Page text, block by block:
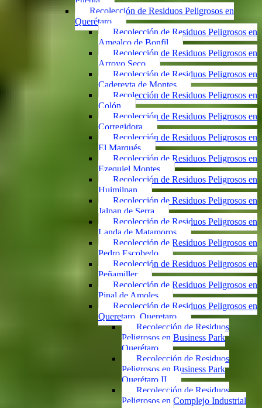
Recolección de Residuos Peligrosos en
Querétaro
Recolección de Residuos Peligrosos en
Amealco de Bonfil
Recolección de Residuos Peligrosos en
Arroyo Seco
Recolección de Residuos Peligrosos en
Cadereyta de Montes
Recolección de Residuos Peligrosos en
Colón
Recolección de Residuos Peligrosos en
Corregidora
Recolección de Residuos Peligrosos en
El Marqués
Recolección de Residuos Peligrosos en
Ezequiel Montes
Recolección de Residuos Peligrosos en
Huimilpan
Recolección de Residuos Peligrosos en
Jalpan de Serra
Recolección de Residuos Peligrosos en
Landa de Matamoros
Recolección de Residuos Peligrosos en
Pedro Escobedo
Recolección de Residuos Peligrosos en
Peñamiller
Recolección de Residuos Peligrosos en
Pinal de Amoles
Recolección de Residuos Peligrosos en
Queretaro, Queretaro
Recolección de Residuos
Peligrosos en Business Park
Querétaro
Recolección de Residuos
Peligrosos en Business Park
Querétaro II
Recolección de Residuos
Peligrosos en Complejo Industrial